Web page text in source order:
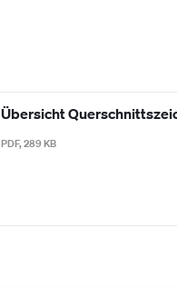
Übersicht
PDF, 289 KB